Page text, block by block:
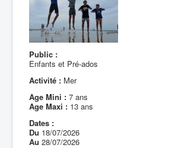
Public :
Enfants et Pré-ados
Activité : Mer
Age Mini : 7 ans
Age Maxi : 13 ans
Dates :
Du 18/07/2026
Au 28/07/2026